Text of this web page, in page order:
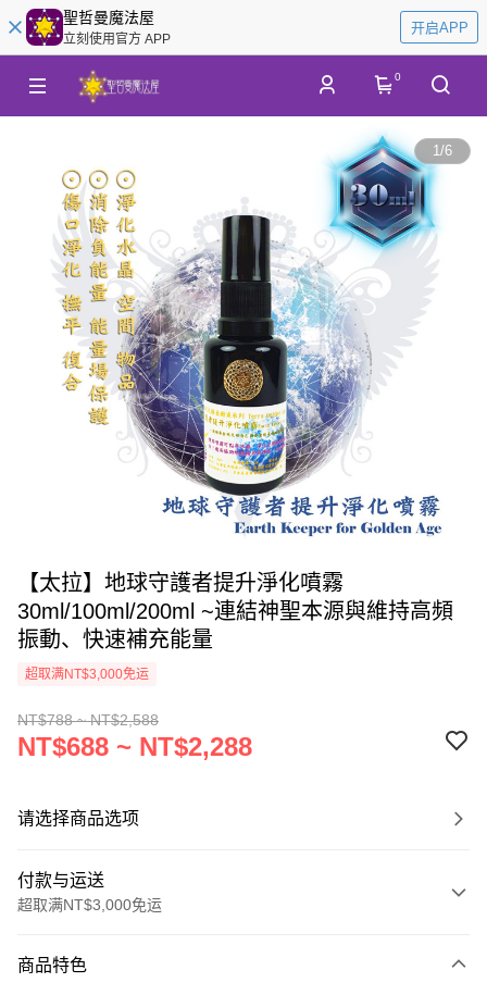
聖哲曼魔法屋
立刻使用官方 APP
开启APP
0
1/6
【太拉】地球守護者提升淨化噴霧
30ml/100ml/200ml ~連結神聖本源與維持高頻
振動、快速補充能量
超取满NT$3,000免运
NT$788 ~ NT$2,588
NT$688 ~ NT$2,288
请选择商品选项
付款与运送
超取满NT$3,000免运
信用卡一次付款
商品特色